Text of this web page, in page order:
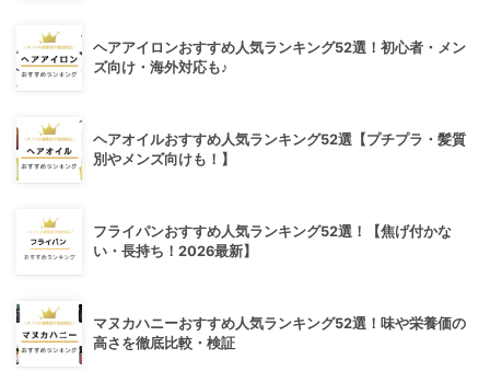
ヘアアイロンおすすめ人気ランキング52選！初心者・メン
ズ向け・海外対応も♪
ヘアオイルおすすめ人気ランキング52選【プチプラ・髪質
別やメンズ向けも！】
フライパンおすすめ人気ランキング52選！【焦げ付かな
い・長持ち！2026最新】
マヌカハニーおすすめ人気ランキング52選！味や栄養価の
高さを徹底比較・検証